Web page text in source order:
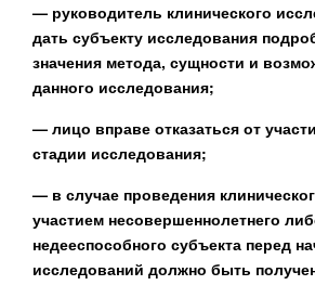
— руководитель клинического
дать субъекту исследования
значения метода, сущности и
данного исследования;
— лицо вправе отказаться от
стадии исследования;
— в случае проведения
участием несовершеннолетнего
недееспособного субъекта перед
исследований должно быть